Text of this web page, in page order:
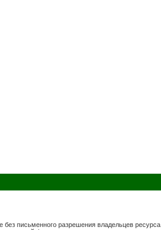
письменного разрешения владельцев ресурса.